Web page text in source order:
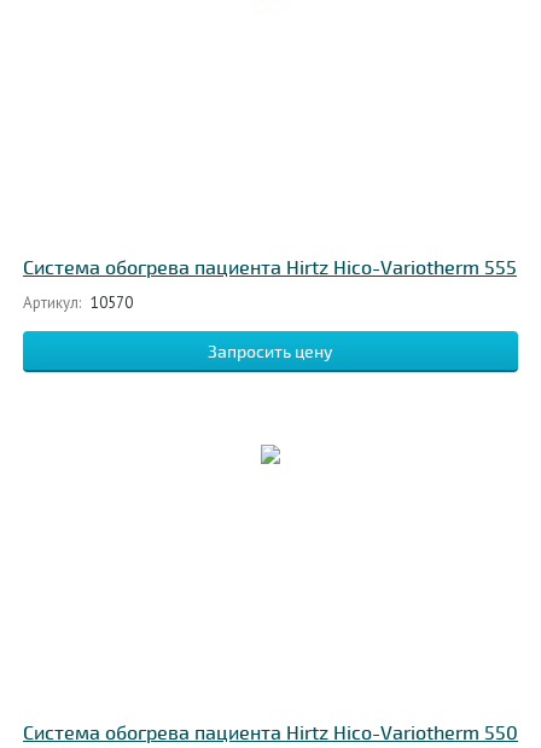
Система обогрева пациента Hirtz Hico-Variotherm 555
Артикул: 10570
Запросить цену
Система обогрева пациента Hirtz Hico-Variotherm 550